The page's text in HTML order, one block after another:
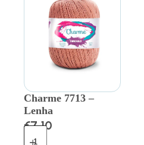
Charme 7713 –
Lenha
€7.10